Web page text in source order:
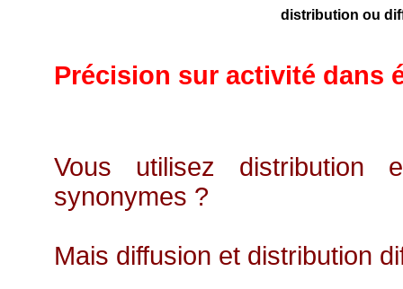
distribution ou
Précision sur activité dans
Vous utilisez distribution
synonymes ?
Mais diffusion et distribution